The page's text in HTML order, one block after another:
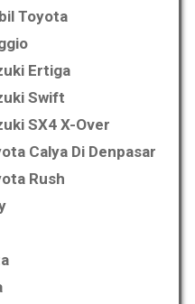
Toyota
Ertiga
Swift
SX4 X-Over
Calya Di Denpasar
Rush